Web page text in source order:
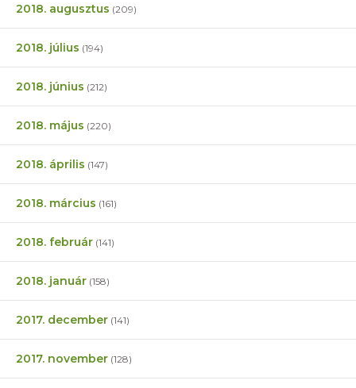
2018. augusztus (209)
2018. július (194)
2018. június (212)
2018. május (220)
2018. április (147)
2018. március (161)
2018. február (141)
2018. január (158)
2017. december (141)
2017. november (128)